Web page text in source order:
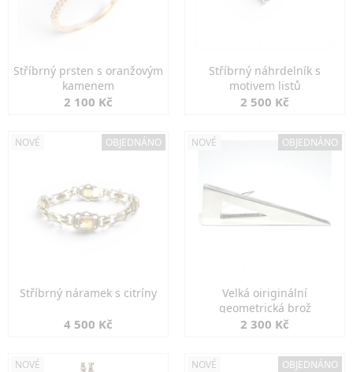
Stříbrný prsten s oranžovým
kamenem
2 100 Kč
Stříbrný náhrdelník s
motivem listů
2 500 Kč
NOVÉ OBJEDNÁNO
Stříbrný náramek s citríny
4 500 Kč
NOVÉ OBJEDNÁNO
Velká oiriginální
geometrická brož
2 300 Kč
NOVÉ NOVÉ OBJEDNÁNO